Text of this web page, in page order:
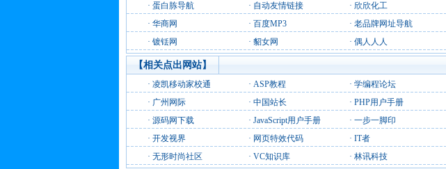
· 蛋白胨导航 · 自动友情链接 · 欣欣化工
· 华商网 · 百度MP3 · 老品牌网址导航
· 镀铥网 · 貂女网 · 偶人人人
【相关点出网站】
· 凌凯移动家校通 · ASP教程 · 学编程论坛
· 广州网际 · 中国站长 · PHP用户手册
· 源码网下载 · JavaScript用户手册 · 一步一脚印
· 开发视界 · 网页特效代码 · IT者
· 无形时尚社区 · VC知识库 · 林讯科技